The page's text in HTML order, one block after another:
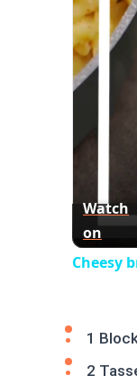
Watch
on
Cheesy
1
2